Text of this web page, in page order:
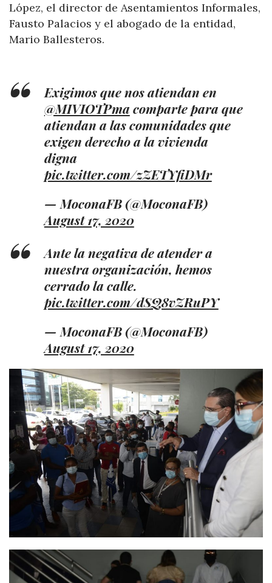
López, el director de Asentamientos Informales,
Fausto Palacios y el abogado de la entidad,
Mario Ballesteros.
Exigimos que nos atiendan en
@MIVIOTPma comparte para que
atiendan a las comunidades que
exigen derecho a la vivienda
digna
pic.twitter.com/zZETYfiDMr
— MoconaFB (@MoconaFB)
August 17, 2020
Ante la negativa de atender a
nuestra organización, hemos
cerrado la calle.
pic.twitter.com/dSQ8vZRuPY
— MoconaFB (@MoconaFB)
August 17, 2020